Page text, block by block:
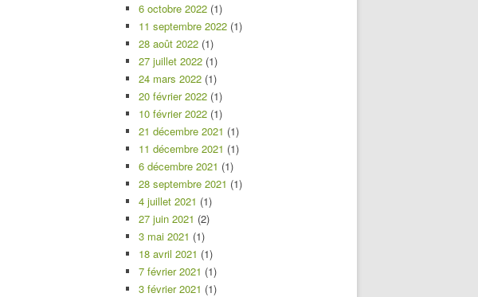
6 octobre 2022 (1)
11 septembre 2022 (1)
28 août 2022 (1)
27 juillet 2022 (1)
24 mars 2022 (1)
20 février 2022 (1)
10 février 2022 (1)
21 décembre 2021 (1)
11 décembre 2021 (1)
6 décembre 2021 (1)
28 septembre 2021 (1)
4 juillet 2021 (1)
27 juin 2021 (2)
3 mai 2021 (1)
18 avril 2021 (1)
7 février 2021 (1)
3 février 2021 (1)